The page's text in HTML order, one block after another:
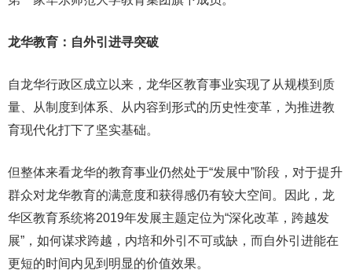
龙华教育：自外引进寻突破
自龙华行政区成立以来，龙华区教育事业实现了从规模到质
量、从制度到体系、从内容到形式的历史性变革，为推进教
育现代化打下了坚实基础。
但整体来看龙华的教育事业仍然处于“发展中”阶段，对于提升
群众对龙华教育的满意度和获得感仍有较大空间。因此，龙
华区教育系统将2019年发展主题定位为“深化改革，跨越发
展”，如何谋求跨越，内培和外引不可或缺，而自外引进能在
更短的时间内见到明显的价值效果。